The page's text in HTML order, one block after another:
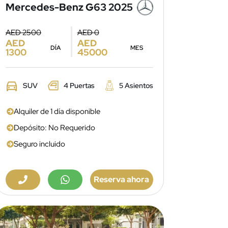
Mercedes-Benz G63 2025
AED 2500
AED
1300 DÍA
AED 0
AED
45000 MES
SUV 4 Puertas 5 Asientos
Alquiler de 1 día disponible
Depósito: No Requerido
Seguro incluido
Reserva ahora